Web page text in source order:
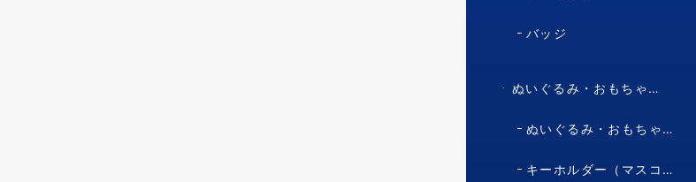
バッジ
ぬいぐるみ・おもちゃ・マスコット・キャラクター
ぬいぐるみ・おもちゃ（マスコット・キャラクター）
キーホルダー（マスコット・キャラクター）